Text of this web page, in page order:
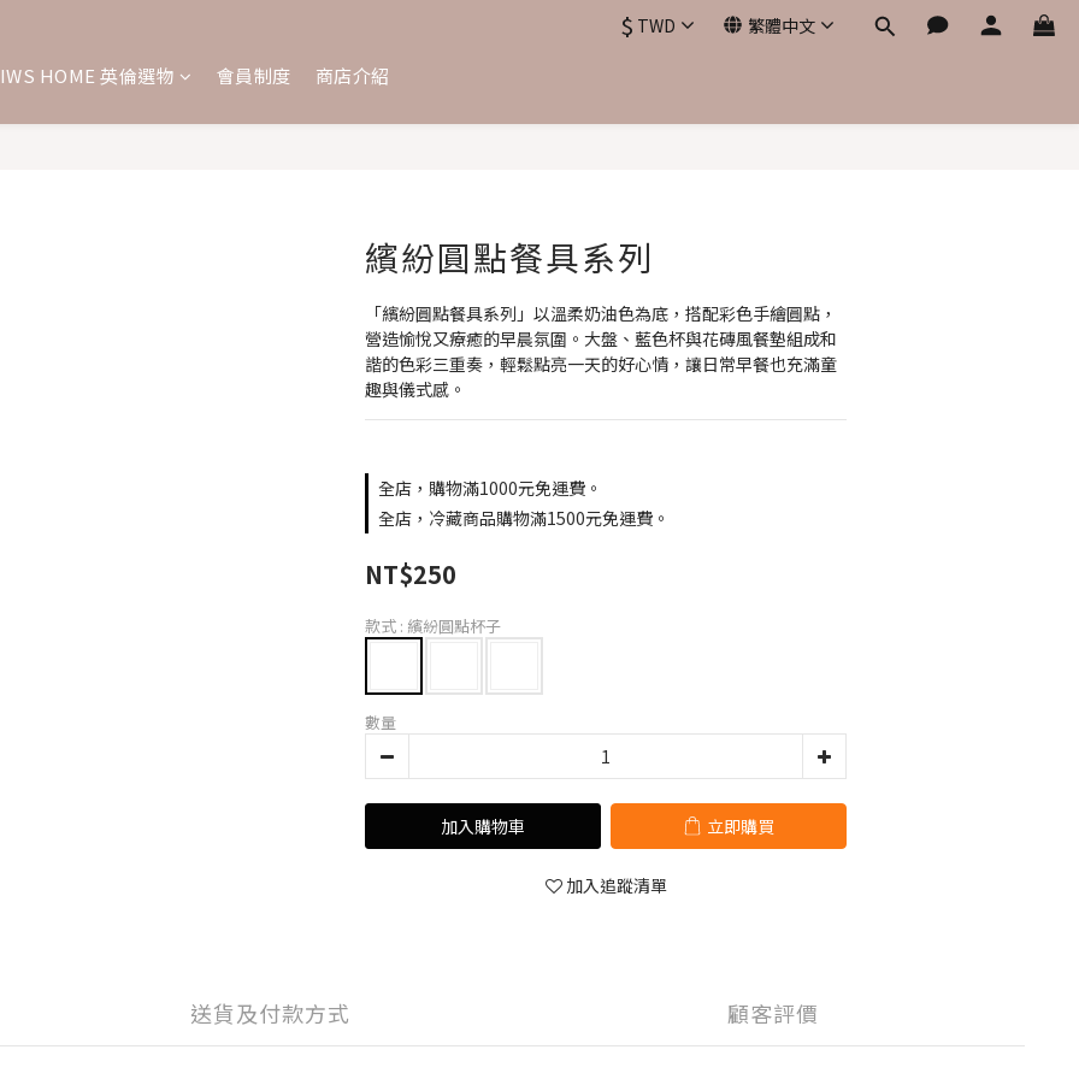
$ TWD 繁體中文
IWS HOME 英倫選物 會員制度 商店介紹
繽紛圓點餐具系列
「繽紛圓點餐具系列」以溫柔奶油色為底，搭配彩色手繪圓點，
營造愉悅又療癒的早晨氛圍。大盤、藍色杯與花磚風餐墊組成和
諧的色彩三重奏，輕鬆點亮一天的好心情，讓日常早餐也充滿童
趣與儀式感。
全店，購物滿1000元免運費。
全店，冷藏商品購物滿1500元免運費。
NT$250
款式 : 繽紛圓點杯子
數量
加入購物車 立即購買
加入追蹤清單
送貨及付款方式 顧客評價